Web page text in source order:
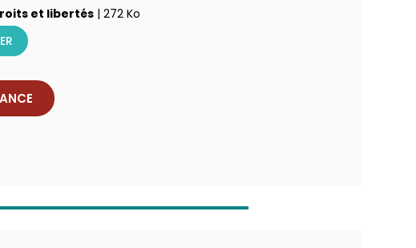
et libertés | 272 Ko